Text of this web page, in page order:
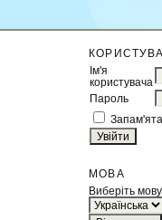
Ім'я
користувача
Пароль
МОВА
Виберіть мову